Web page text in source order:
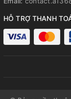
HỖ TRỢ THANH